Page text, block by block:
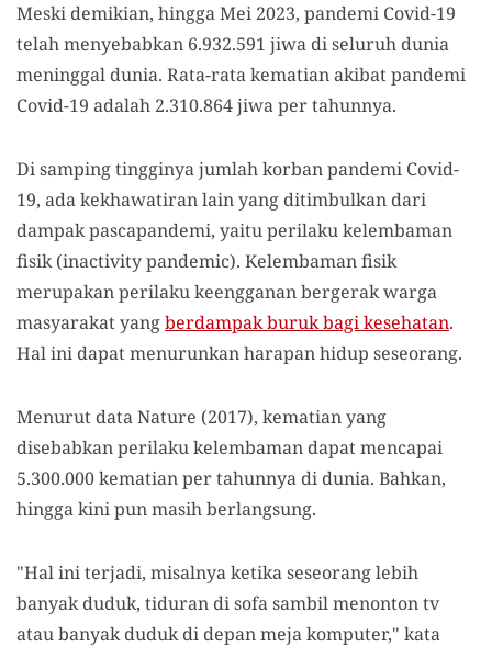
Meski demikian, hingga Mei 2023, pandemi Covid-19
telah menyebabkan 6.932.591 jiwa di seluruh dunia
meninggal dunia. Rata-rata kematian akibat pandemi
Covid-19 adalah 2.310.864 jiwa per tahunnya.
Di samping tingginya jumlah korban pandemi Covid-
19, ada kekhawatiran lain yang ditimbulkan dari
dampak pascapandemi, yaitu perilaku kelembaman
fisik (inactivity pandemic). Kelembaman fisik
merupakan perilaku keengganan bergerak warga
masyarakat yangberdampak buruk bagi kesehatan.
Hal ini dapat menurunkan harapan hidup seseorang.
Menurut data Nature (2017), kematian yang
disebabkan perilaku kelembaman dapat mencapai
5.300.000 kematian per tahunnya di dunia. Bahkan,
hingga kini pun masih berlangsung.
"Hal ini terjadi, misalnya ketika seseorang lebih
banyak duduk, tiduran di sofa sambil menonton tv
atau banyak duduk di depan meja komputer," kata